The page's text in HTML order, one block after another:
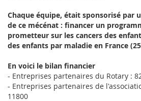
Chaque équipe, était sponsorisé par
de ce mécénat : financer un
prometteur sur les cancers des
des enfants par maladie en France
En voici le bilan financier
- Entreprises partenaires du Rotary :
- Entreprises partenaires de
11800